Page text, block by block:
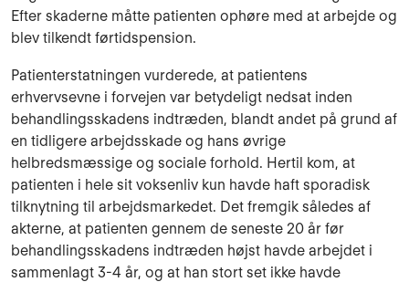
Efter skaderne måtte patienten ophøre med at arbejde og
blev tilkendt førtidspension.
Patienterstatningen vurderede, at patientens
erhvervsevne i forvejen var betydeligt nedsat inden
behandlingsskadens indtræden, blandt andet på grund af
en tidligere arbejdsskade og hans øvrige
helbredsmæssige og sociale forhold. Hertil kom, at
patienten i hele sit voksenliv kun havde haft sporadisk
tilknytning til arbejdsmarkedet. Det fremgik således af
akterne, at patienten gennem de seneste 20 år før
behandlingsskadens indtræden højst havde arbejdet i
sammenlagt 3-4 år, og at han stort set ikke havde